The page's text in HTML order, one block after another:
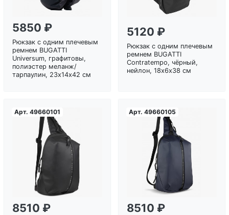
5850 ₽
Рюкзак с одним плечевым
ремнем BUGATTI
Universum, графитовы,
полиэстер меланж/
тарпаулин, 23х14х42 см
5120 ₽
Рюкзак с одним плечевым
ремнем BUGATTI
Contratempo, чёрный,
нейлон, 18х6х38 см
Арт. 49660101
Загрузка...
8510 ₽
Арт. 49660105
Загрузка...
8510 ₽